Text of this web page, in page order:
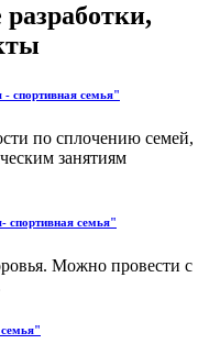
спортивная семья"
по сплочению семей,
занятиям
спортивная семья"
Можно провести с